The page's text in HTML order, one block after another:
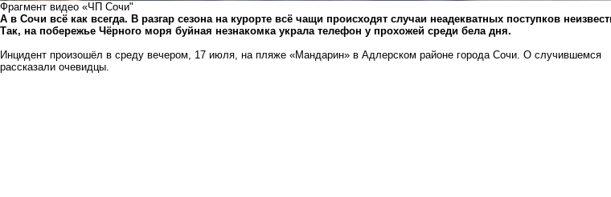
Фрагмент видео «ЧП Сочи"
А в Сочи всё как всегда. В разгар сезона на курорте всё чащи происходят случаи неадекватных поступков
Так, на побережье Чёрного моря буйная незнакомка украла телефон у прохожей среди бела дня.
Инцидент произошёл в среду вечером, 17 июля, на пляже «Мандарин» в Адлерском районе города Сочи. О случившемся
рассказали очевидцы.